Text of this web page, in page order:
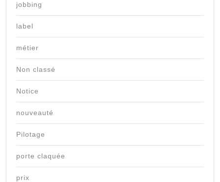
jobbing
label
métier
Non classé
Notice
nouveauté
Pilotage
porte claquée
prix